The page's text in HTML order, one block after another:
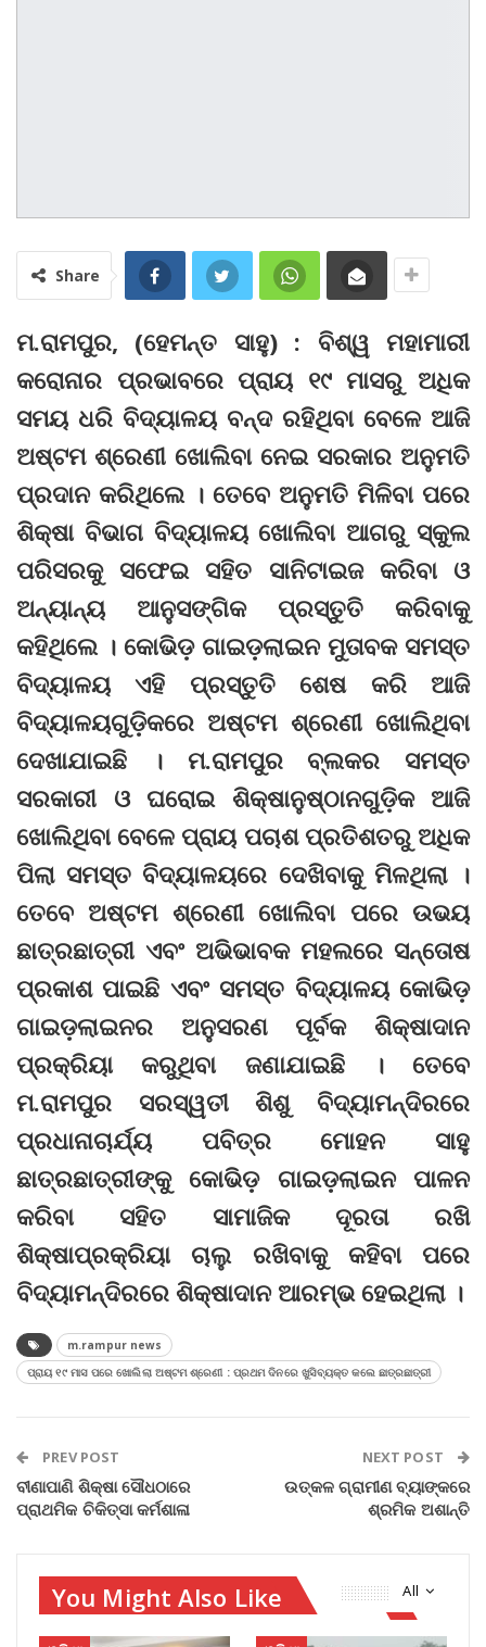
Share
ମ.ରାମପୁର, (ହେମନ୍ତ ସାହୁ) : ବିଶ୍ୱ ମହାମାରୀ
କରୋନାର ପ୍ରଭାବରେ ପ୍ରାୟ ୧୯ ମାସରୁ ଅଧିକ
ସମୟ ଧରି ବିଦ୍ୟାଳୟ ବନ୍ଦ ରହିଥିବା ବେଳେ ଆଜି
ଅଷ୍ଟମ ଶ୍ରେଣୀ ଖୋଲିବା ନେଇ ସରକାର ଅନୁମତି
ପ୍ରଦାନ କରିଥିଲେ । ତେବେ ଅନୁମତି ମିଳିବା ପରେ
ଶିକ୍ଷା ବିଭାଗ ବିଦ୍ୟାଳୟ ଖୋଲିବା ଆଗରୁ ସ୍କୁଲ
ପରିସରକୁ ସଫେଇ ସହିତ ସାନିଟାଇଜ କରିବା ଓ
ଅନ୍ୟାନ୍ୟ ଆନୁସଙ୍ଗିକ ପ୍ରସ୍ତୁତି କରିବାକୁ
କହିଥିଲେ । କୋଭିଡ଼ ଗାଇଡ଼ଲାଇନ ମୁତାବକ ସମସ୍ତ
ବିଦ୍ୟାଳୟ ଏହି ପ୍ରସ୍ତୁତି ଶେଷ କରି ଆଜି
ବିଦ୍ୟାଳୟଗୁଡ଼ିକରେ ଅଷ୍ଟମ ଶ୍ରେଣୀ ଖୋଲିଥିବା
ଦେଖାଯାଇଛି । ମ.ରାମପୁର ବ୍ଲକର ସମସ୍ତ
ସରକାରୀ ଓ ଘରୋଇ ଶିକ୍ଷାନୁଷ୍ଠାନଗୁଡ଼ିକ ଆଜି
ଖୋଲିଥିବା ବେଳେ ପ୍ରାୟ ପଚାଶ ପ୍ରତିଶତରୁ ଅଧିକ
ପିଲା ସମସ୍ତ ବିଦ୍ୟାଳୟରେ ଦେଖିବାକୁ ମିଳଥିଲା ।
ତେବେ ଅଷ୍ଟମ ଶ୍ରେଣୀ ଖୋଲିବା ପରେ ଉଭୟ
ଛାତ୍ରଛାତ୍ରୀ ଏବଂ ଅଭିଭାବକ ମହଲରେ ସନ୍ତୋଷ
ପ୍ରକାଶ ପାଇଛି ଏବଂ ସମସ୍ତ ବିଦ୍ୟାଳୟ କୋଭିଡ଼
ଗାଇଡ଼ଲାଇନର ଅନୁସରଣ ପୂର୍ବକ ଶିକ୍ଷାଦାନ
ପ୍ରକ୍ରିୟା କରୁଥିବା ଜଣାଯାଇଛି । ତେବେ
ମ.ରାମପୁର ସରସ୍ୱତୀ ଶିଶୁ ବିଦ୍ୟାମନ୍ଦିରରେ
ପ୍ରଧାନାଚାର୍ଯ୍ୟ ପବିତ୍ର ମୋହନ ସାହୁ
ଛାତ୍ରଛାତ୍ରୀଙ୍କୁ କୋଭିଡ଼ ଗାଇଡ଼ଲାଇନ ପାଳନ
କରିବା ସହିତ ସାମାଜିକ ଦୂରତା ରଖି
ଶିକ୍ଷାପ୍ରକ୍ରିୟା ଚାଲୁ ରଖିବାକୁ କହିବା ପରେ
ବିଦ୍ୟାମନ୍ଦିରରେ ଶିକ୍ଷାଦାନ ଆରମ୍ଭ ହେଇଥିଲା ।
m.rampur news
ପ୍ରାୟ ୧୯ ମାସ ପରେ ଖୋଲିଲା ଅଷ୍ଟମ ଶ୍ରେଣୀ : ପ୍ରଥମ ଦିନରେ ଖୁସିବ୍ୟକ୍ତ କଲେ ଛାତ୍ରଛାତ୍ରୀ
PREV POST
ବୀଣାପାଣି ଶିକ୍ଷା ସୌଧଠାରେ
ପ୍ରାଥମିକ ଚିକିତ୍ସା କର୍ମଶାଳା
NEXT POST
ଉତ୍କଳ ଗ୍ରାମୀଣ ବ୍ୟାଙ୍କରେ
ଶ୍ରମିକ ଅଶାନ୍ତି
All
You Might Also Like